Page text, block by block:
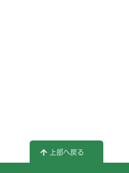
上部へ戻る